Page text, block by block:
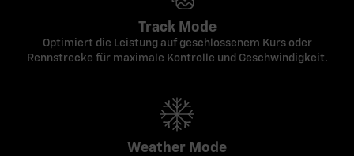
Track Mode
Optimiert die Leistung auf geschlossenem Kurs oder
Rennstrecke für maximale Kontrolle und Geschwindigkeit.
Weather Mode